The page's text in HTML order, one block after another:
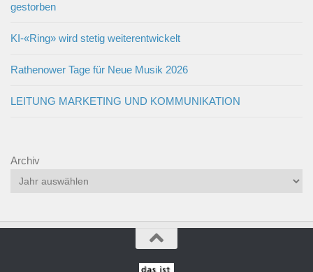
gestorben
KI-«Ring» wird stetig weiterentwickelt
Rathenower Tage für Neue Musik 2026
LEITUNG MARKETING UND KOMMUNIKATION
Archiv